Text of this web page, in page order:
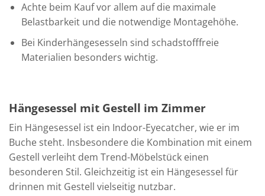
Achte beim Kauf vor allem auf die maximale
Belastbarkeit und die notwendige Montagehöhe.
Bei Kinderhängesesseln sind schadstofffreie
Materialien besonders wichtig.
Hängesessel mit Gestell im Zimmer
Ein Hängesessel ist ein Indoor-Eyecatcher, wie er im
Buche steht. Insbesondere die Kombination mit einem
Gestell verleiht dem Trend-Möbelstück einen
besonderen Stil. Gleichzeitig ist ein Hängesessel für
drinnen mit Gestell vielseitig nutzbar.